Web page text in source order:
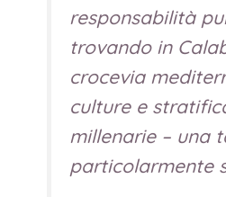
responsabilità
trovando in
crocevia
culture e
millenarie – una
particolarmente